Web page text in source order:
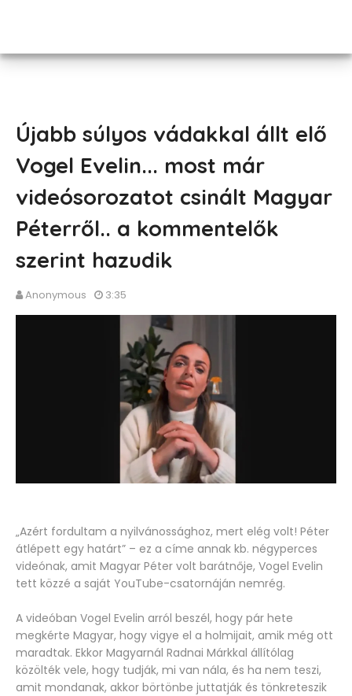
Újabb súlyos vádakkal állt elő
Vogel Evelin... most már
videósorozatot csinált Magyar
Péterről.. a kommentelők
szerint hazudik
Anonymous 3:35
„Azért fordultam a nyilvánossághoz, mert elég volt! Péter
átlépett egy határt” – ez a címe annak kb. négyperces
videónak, amit Magyar Péter volt barátnője, Vogel Evelin
tett közzé a saját YouTube-csatornáján nemrég.
A videóban Vogel Evelin arról beszél, hogy pár hete
megkérte Magyar, hogy vigye el a holmijait, amik még ott
maradtak. Ekkor Magyarnál Radnai Márkkal állítólag
közölték vele, hogy tudják, mi van nála, és ha nem teszi,
amit mondanak, akkor börtönbe juttatják és tönkreteszik